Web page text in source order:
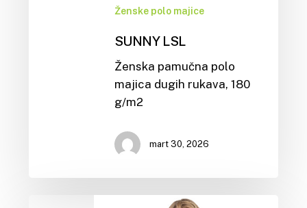
Ženske polo majice
SUNNY LSL
Ženska pamučna polo
majica dugih rukava, 180
g/m2
mart 30, 2026